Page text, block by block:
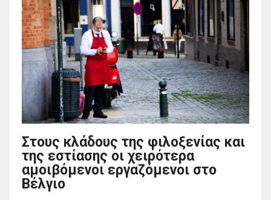
Στους κλάδους της φιλοξενίας και
της εστίασης οι χειρότερα
αμοιβόμενοι εργαζόμενοι στο
Βέλγιο